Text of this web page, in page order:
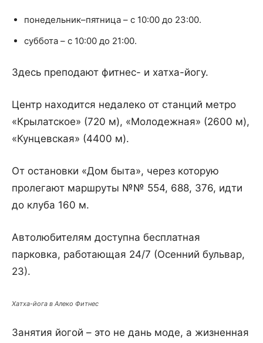
понедельник–пятница – с 10:00 до 23:00.
суббота – с 10:00 до 21:00.
Здесь преподают фитнес- и хатха-йогу.
Центр находится недалеко от станций метро
«Крылатское» (720 м), «Молодежная» (2600 м),
«Кунцевская» (4400 м).
От остановки «Дом быта», через которую
пролегают маршруты №№ 554, 688, 376, идти
до клуба 160 м.
Автолюбителям доступна бесплатная
парковка, работающая 24/7 (Осенний бульвар,
23).
Хатха-йога в Алеко Фитнес
Занятия йогой – это не дань моде, а жизненная